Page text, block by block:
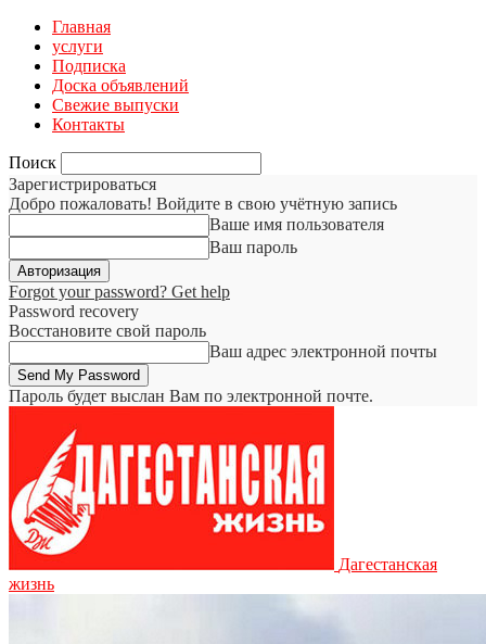
Главная
услуги
Подписка
Доска объявлений
Свежие выпуски
Контакты
Поиск
Зарегистрироваться
Добро пожаловать! Войдите в свою учётную запись
Ваше имя пользователя
Ваш пароль
Forgot your password? Get help
Password recovery
Восстановите свой пароль
Ваш адрес электронной почты
Пароль будет выслан Вам по электронной почте.
Дагестанская
жизнь